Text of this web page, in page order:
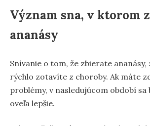
Význam sna, v ktorom
ananásy
Snívanie o tom, že zbierate ananásy,
rýchlo zotavíte z choroby. Ak máte
problémy, v nasledujúcom období
oveľa lepšie.